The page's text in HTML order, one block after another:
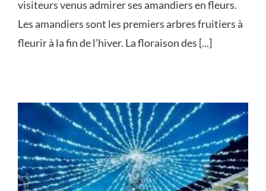
visiteurs venus admirer ses amandiers en fleurs.
Les amandiers sont les premiers arbres fruitiers à
fleurir à la fin de l’hiver. La floraison des [...]